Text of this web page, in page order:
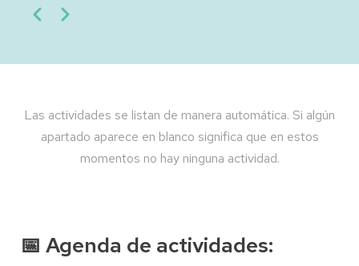
Paginación
AnteriorSiguiente
Las actividades se listan de manera automática. Si algún
apartado aparece en blanco significa que en estos
momentos no hay ninguna actividad.
📅 Agenda de actividades: